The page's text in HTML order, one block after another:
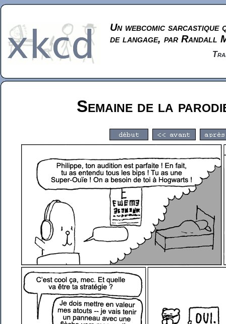
Un webcomic sarcastique
de langage, par Randall
Semaine de la